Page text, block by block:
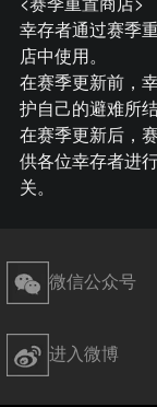
幸存者通过赛季
店中使用。
在赛季更新前，
护自己的避难所
在赛季更新后，
供各位幸存者进
关。
微信公众号
进入微博